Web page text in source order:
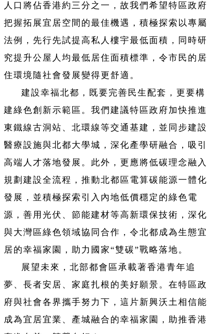
人口將佔香港約三分之一，故我們希望特區政府
把握拓展宜居空間的最佳機遇，積極探索以專屬
法例，先行先試提高私人樓宇最低面積，同時研
究提升公屋人均最低居住面積標準，令市民的居
住環境隨社會發展變得更舒適。
建設幸福北都，既要完善民生配套，更要構
建綠色創新示範區。我們建議特區政府加快推進
東鐵線古洞站、北環線等交通基建，並同步建設
醫療設施與北都大學城，深化產學研融合，吸引
高端人才落地發展。此外，更應將低碳理念融入
規劃建設全流程，推動北都區電算碳能源一體化
發展，並積極探索引入內地低價穩定的綠色電
源，善用光伏、節能建材等高新環保技術，深化
與大灣區綠色領域協同合作，令北都成為生態宜
居的幸福家園，助力國家“雙碳”戰略落地。
展望未來，北部都會區承載著香港青年追
夢、長者安居、家庭扎根的美好願景。在特區政
府與社會各界攜手努力下，這片新興沃土相信能
成為宜居宜業、產城融合的幸福家園，助推香港